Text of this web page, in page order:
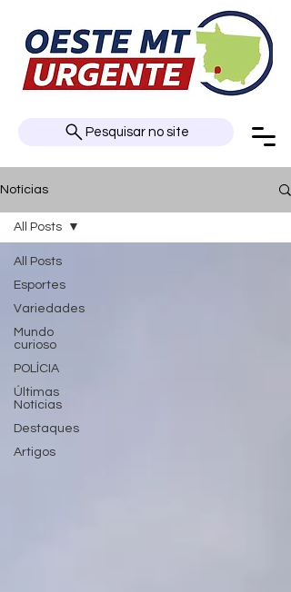
Pesquisar no site
Notícias
All Posts
Esportes
Variedades
Mundo
curioso
POLÍCIA
Últimas
Notícias
Destaques
Artigos
All Posts